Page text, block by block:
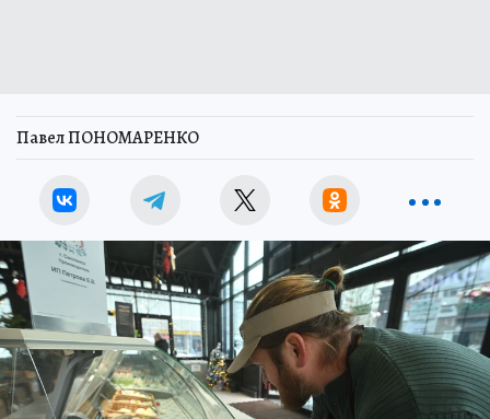
Павел ПОНОМАРЕНКО